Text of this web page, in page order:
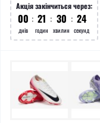
Акція закінчиться через:
00
днів
: 21
годин
: 30
хвилин
: 24
секунд